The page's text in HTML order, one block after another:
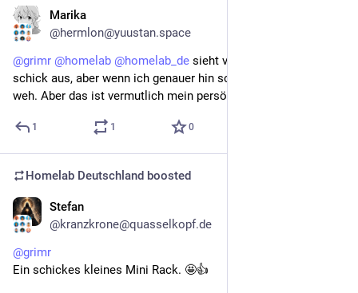
Marika
@hermlon@yuustan.space
@grimr @homelab @homelab_de sieht von weitem echt
schick aus, aber wenn ich genauer hin schaue tut es nur noch
weh. Aber das ist vermutlich mein persönliches Problem
1 1 0
Homelab Deutschland boosted
Stefan
@kranzkrone@quasselkopf.de
@grimr
Ein schickes kleines Mini Rack. 🤩👍